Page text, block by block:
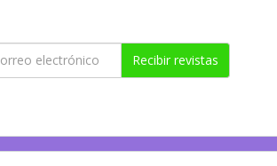
Recibir revistas